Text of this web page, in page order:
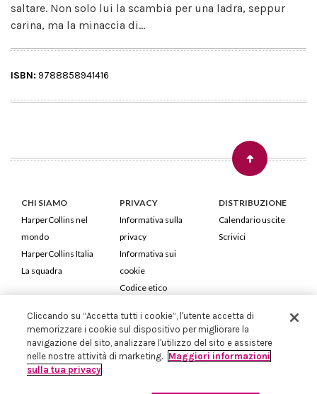
saltare. Non solo lui la scambia per una ladra, seppur
carina, ma la minaccia di...
ISBN: 9788858941416
CHI SIAMO
HarperCollins nel
mondo
HarperCollins Italia
La squadra
PRIVACY
Informativa sulla
privacy
Informativa sui
cookie
Codice etico
DISTRIBUZIONE
Calendario uscite
Scrivici
HarperCollins Italia S.p.A. Viale Monte Nero, 84 - 20135 Milano
Cod. Fiscale e P.IVA 05946780151 - Capitale Sociale 258.250 €
Iscritta in Milano al Registro delle imprese nr.198004 e REA nr.1051898
Cliccando su “Accetta tutti i cookie”, l'utente accetta di
memorizzare i cookie sul dispositivo per migliorare la
navigazione del sito, analizzare l'utilizzo del sito e assistere
nelle nostre attività di marketing. Maggiori informazioni
sulla tua privacy